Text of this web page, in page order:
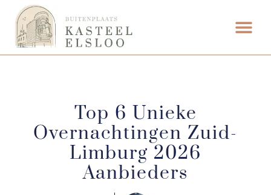
Top 6 Unieke
Overnachtingen Zuid-
Limburg 2026
Aanbieders